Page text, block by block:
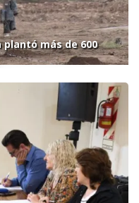
plantó más de 600